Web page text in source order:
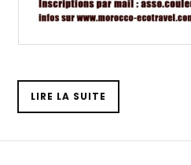
LIRE LA SUITE